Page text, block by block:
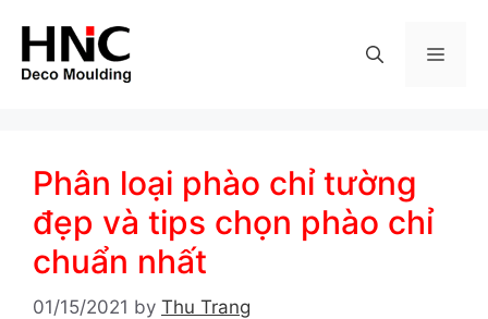
content
Phân loại phào chỉ tường
đẹp và tips chọn phào chỉ
chuẩn nhất
01/15/2021 by Thu Trang